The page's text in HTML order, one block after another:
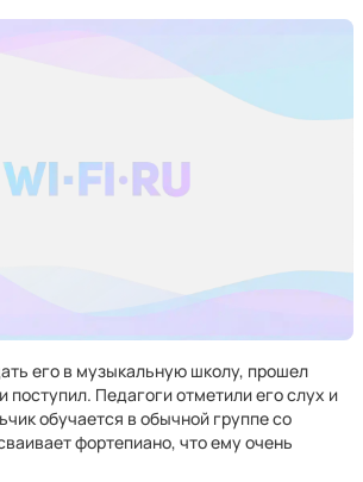
его в музыкальную школу, прошел
поступил. Педагоги отметили его слух и
обучается в обычной группе со
фортепиано, что ему очень